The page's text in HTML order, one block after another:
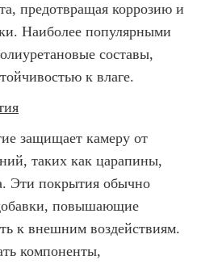
предотвращая коррозию и
Наиболее популярными
составы,
к влаге.
защищает камеру от
таких как царапины,
Эти покрытия обычно
повышающие
к внешним воздействиям.
компоненты,